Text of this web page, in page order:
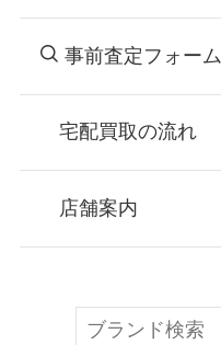
事前査定フォーム
宅配買取の流れ
お申込み
店舗案内